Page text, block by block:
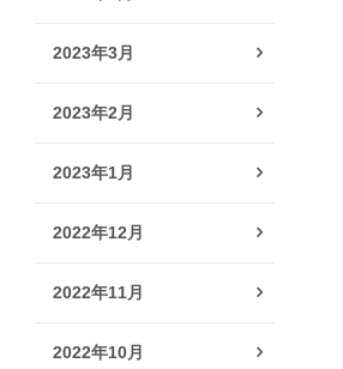
2023年3月
2023年2月
2023年1月
2022年12月
2022年11月
2022年10月